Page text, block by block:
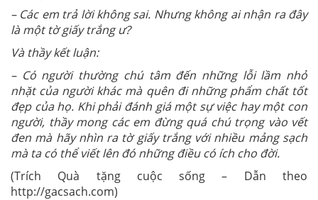
– Các em trả lời không sai. Nhưng không ai nhận ra đây
là một tờ giấy trắng ư?
Và thầy kết luận:
– Có người thường chú tâm đến những lỗi lầm nhỏ
nhặt của người khác mà quên đi những phẩm chất tốt
đẹp của họ. Khi phải đánh giá một sự việc hay một con
người, thầy mong các em đừng quá chú trọng vào vết
đen mà hãy nhìn ra tờ giấy trắng với nhiều mảng sạch
mà ta có thể viết lên đó những điều có ích cho đời.
(Trích Quà tặng cuộc sống – Dẫn theo
http://gacsach.com)